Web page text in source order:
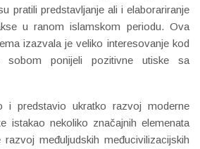
pratili predstavljanje ali i elaborariranje
u ranom islamskom periodu. Ova
izazvala je veliko interesovanje kod
ponijeli pozitivne utiske sa
i predstavio ukratko razvoj moderne
istakao nekoliko značajnih elemenata
međuljudskih međucivilizacijskih